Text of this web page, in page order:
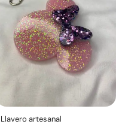
Llavero artesanal